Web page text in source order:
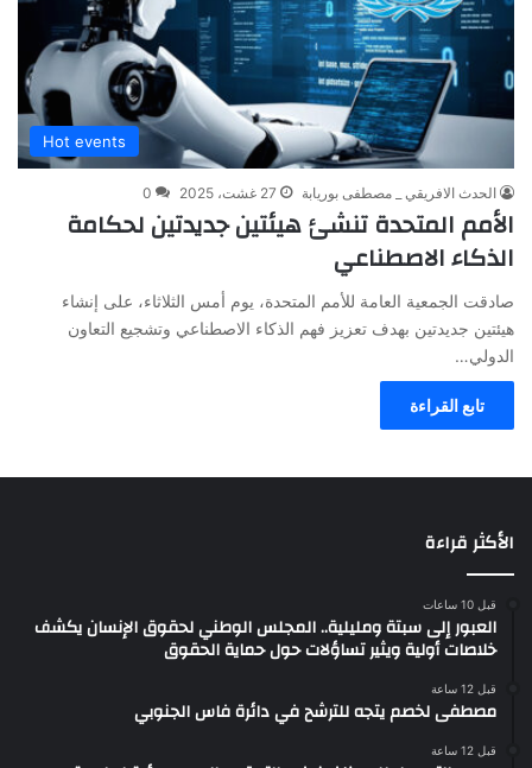
Hot events
الحدث الافريقي _ مصطفى بوريابة 27 غشت، 2025 0
الأمم المتحدة تنشئ هيئتين جديدتين لحكامة
الذكاء الاصطناعي
صادقت الجمعية العامة للأمم المتحدة، يوم أمس الثلاثاء، على إنشاء
هيئتين جديدتين بهدف تعزيز فهم الذكاء الاصطناعي وتشجيع التعاون
الدولي…
تابع القراءة
الأكثر قراءة
قبل 10 ساعات
العبور إلى سبتة ومليلية.. المجلس الوطني لحقوق الإنسان يكشف
خلاصات أولية ويثير تساؤلات حول حماية الحقوق
قبل 12 ساعة
مصطفى لخصم يتجه للترشح في دائرة فاس الجنوبي
قبل 12 ساعة